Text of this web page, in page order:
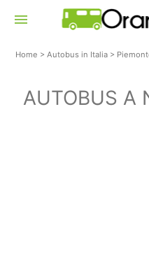
menu
Home >Autobus in Italia >
AUTOBUS A